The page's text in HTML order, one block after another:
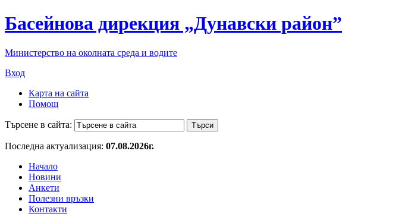
Басейнова дирекция „Дунавски район”
Министерство на околната среда и водите
Вход
Карта на сайта
Помощ
Търсене в сайта:
Последна актуализация: 07.08.2026г.
Начало
Новини
Анкети
Полезни връзки
Контакти